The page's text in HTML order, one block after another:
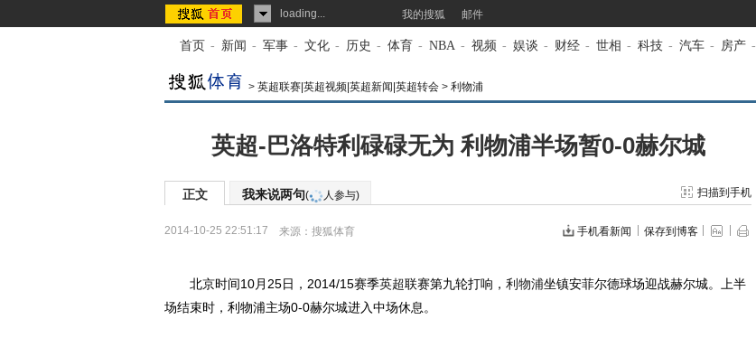
loading... 我的搜狐 邮件
首页 - 新闻 - 军事 - 文化 - 历史 - 体育 - NBA - 视频 - 娱谈 - 财经 - 世相 - 科技 - 汽车 - 房产 -
> 英超联赛|英超视频|英超新闻|英超转会 > 利物浦
英超-巴洛特利碌碌无为 利物浦半场暂0-0赫尔城
正文 我来说两句( 人参与) 扫描到手机
2014-10-25 22:51:17 来源： 搜狐体育 手机看新闻 保存到博客
北京时间10月25日，2014/15赛季英超联赛第九轮打响， 利物浦坐镇安菲尔德球场迎战赫尔城。上半
场结束时，利物浦主场0-0赫尔城进入中场休息。